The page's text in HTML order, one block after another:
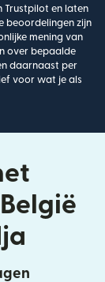
Trustpilot en laten
beoordelingen zijn
mening van
over bepaalde
daarnaast per
voor wat je als